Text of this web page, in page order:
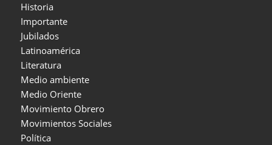
Historia
Importante
Jubilados
Latinoamérica
Literatura
Medio ambiente
Medio Oriente
Movimiento Obrero
Movimientos Sociales
Política